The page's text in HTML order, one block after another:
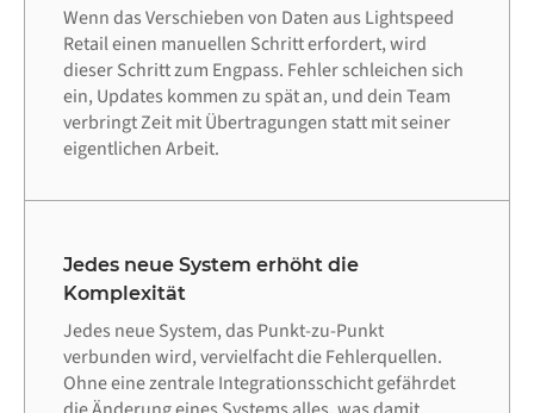
Wenn das Verschieben von Daten aus Lightspeed
Retail einen manuellen Schritt erfordert, wird
dieser Schritt zum Engpass. Fehler schleichen sich
ein, Updates kommen zu spät an, und dein Team
verbringt Zeit mit Übertragungen statt mit seiner
eigentlichen Arbeit.
Jedes neue System erhöht die
Komplexität
Jedes neue System, das Punkt-zu-Punkt
verbunden wird, vervielfacht die Fehlerquellen.
Ohne eine zentrale Integrationsschicht gefährdet